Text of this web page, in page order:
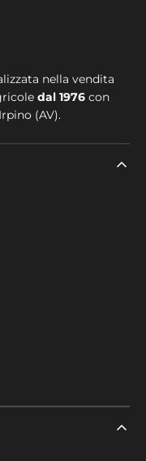
nella vendita
dal 1976 con
(AV).